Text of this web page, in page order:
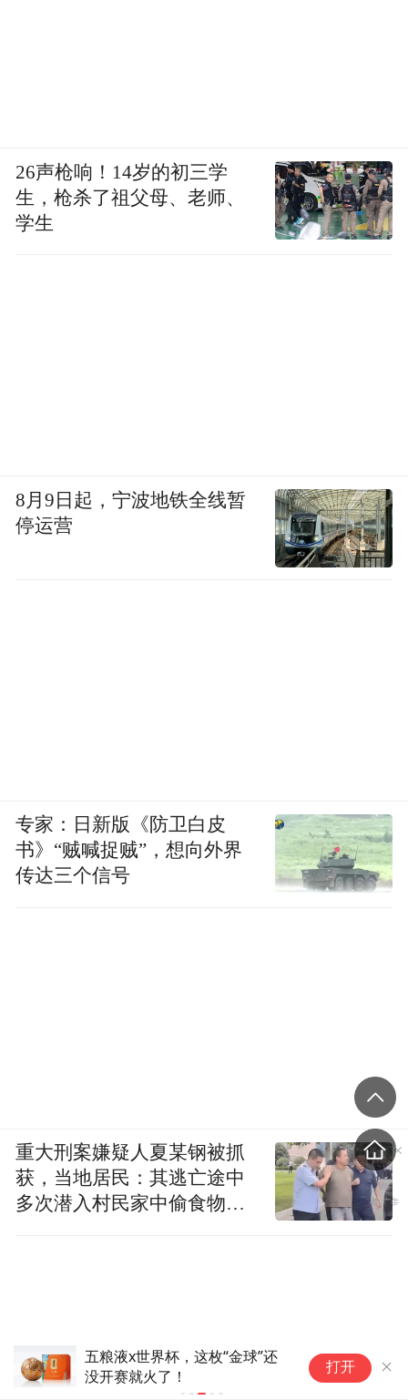
五粮液x世界杯，这枚“金球”还
没开赛就火了！
打开
26声枪响！14岁的初三学
生，枪杀了祖父母、老师、
学生
8月9日起，宁波地铁全线暂
停运营
专家：日新版《防卫白皮
书》“贼喊捉贼”，想向外界
传达三个信号
重大刑案嫌疑人夏某钢被抓
获，当地居民：其逃亡途中
多次潜入村民家中偷食物被